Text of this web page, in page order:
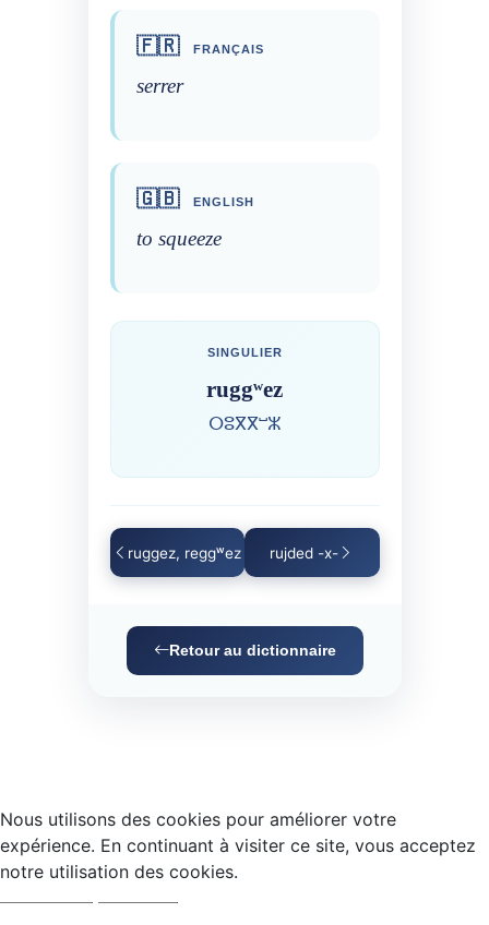
🇫🇷 FRANÇAIS
serrer
🇬🇧 ENGLISH
to squeeze
SINGULIER
ruggʷez
ⵔⵓⴳⴳⵯⵣ
ruggez, reggʷez rujded -x-
Retour au dictionnaire
Nous utilisons des cookies pour améliorer votre
expérience. En continuant à visiter ce site, vous acceptez
notre utilisation des cookies.